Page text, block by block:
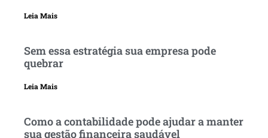
Leia Mais
Sem essa estratégia sua empresa pode
quebrar
Leia Mais
Como a contabilidade pode ajudar a manter
sua gestão financeira saudável